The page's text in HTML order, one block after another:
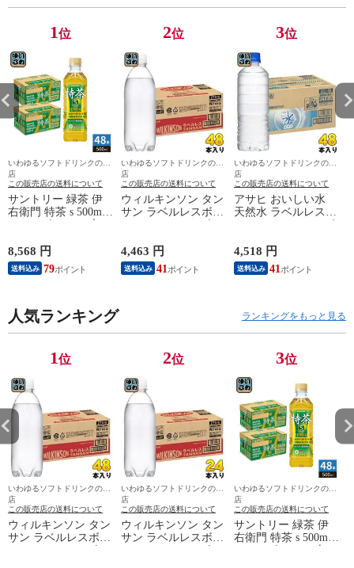
1位
いわゆるソフトドリンクのお
店
この販売店の送料について
サントリー 緑茶 伊
右衛門 特茶 s 500ml
い) お茶 トクホ 特保
特定保健用食品
8,568 円
送料込み 79
2位
いわゆるソフトドリンクのお
店
この販売店の送料について
ウィルキンソン タン
サン ラベルレスボト
とめ買い) アサヒ 炭
酸水 無糖炭酸 強炭
酸 プレーン 送料無
4,463 円
送料込み 41
3位
いわゆるソフトドリンクのお
店
この販売店の送料について
アサヒ おいしい水
天然水 ラベルレスボ
まとめ買い) ミネラ
ルウォーター
4,518 円
送料込み 41
人気ランキング ランキングをもっと見る
1位
いわゆるソフトドリンクのお
店
この販売店の送料について
ウィルキンソン タン
サン ラベルレスボト
2位
いわゆるソフトドリンクのお
店
この販売店の送料について
ウィルキンソン タン
サン ラベルレスボト
3位
いわゆるソフトドリンクのお
店
この販売店の送料について
サントリー 緑茶 伊
右衛門 特茶 s 500ml